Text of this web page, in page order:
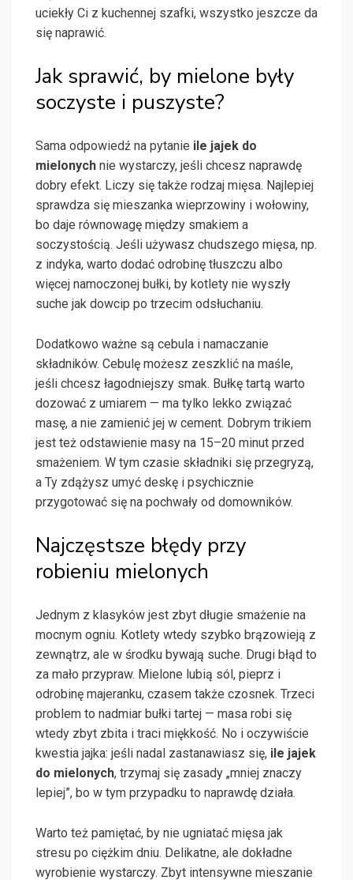
uciekły Ci z kuchennej szafki, wszystko jeszcze da
się naprawić.
Jak sprawić, by mielone były
soczyste i puszyste?
Sama odpowiedź na pytanie ile jajek do
mielonych nie wystarczy, jeśli chcesz naprawdę
dobry efekt. Liczy się także rodzaj mięsa. Najlepiej
sprawdza się mieszanka wieprzowiny i wołowiny,
bo daje równowagę między smakiem a
soczystością. Jeśli używasz chudszego mięsa, np.
z indyka, warto dodać odrobinę tłuszczu albo
więcej namoczonej bułki, by kotlety nie wyszły
suche jak dowcip po trzecim odsłuchaniu.
Dodatkowo ważne są cebula i namaczanie
składników. Cebulę możesz zeszklić na maśle,
jeśli chcesz łagodniejszy smak. Bułkę tartą warto
dozować z umiarem — ma tylko lekko związać
masę, a nie zamienić jej w cement. Dobrym trikiem
jest też odstawienie masy na 15–20 minut przed
smażeniem. W tym czasie składniki się przegryzą,
a Ty zdążysz umyć deskę i psychicznie
przygotować się na pochwały od domowników.
Najczęstsze błędy przy
robieniu mielonych
Jednym z klasyków jest zbyt długie smażenie na
mocnym ogniu. Kotlety wtedy szybko brązowieją z
zewnątrz, ale w środku bywają suche. Drugi błąd to
za mało przypraw. Mielone lubią sól, pieprz i
odrobinę majeranku, czasem także czosnek. Trzeci
problem to nadmiar bułki tartej — masa robi się
wtedy zbyt zbita i traci miękkość. No i oczywiście
kwestia jajka: jeśli nadal zastanawiasz się, ile jajek
do mielonych, trzymaj się zasady „mniej znaczy
lepiej”, bo w tym przypadku to naprawdę działa.
Warto też pamiętać, by nie ugniatać mięsa jak
stresu po ciężkim dniu. Delikatne, ale dokładne
wyrobienie wystarczy. Zbyt intensywne mieszanie